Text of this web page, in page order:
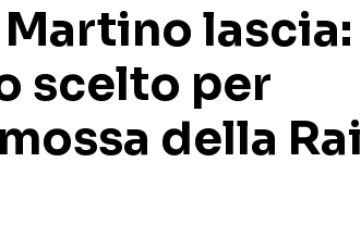
lascia:
scelto per
della Rai